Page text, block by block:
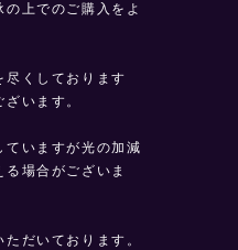
上でのご購入をよ
尽くしております
います。
ていますが光の加減
場合がございま
だいております。